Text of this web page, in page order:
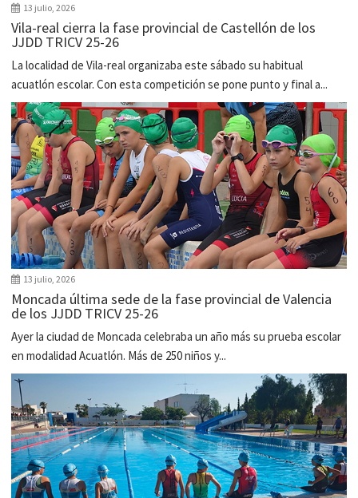
13 julio, 2026
Vila-real cierra la fase provincial de Castellón de los
JJDD TRICV 25-26
La localidad de Vila-real organizaba este sábado su habitual
acuatlón escolar. Con esta competición se pone punto y final a...
13 julio, 2026
Moncada última sede de la fase provincial de Valencia
de los JJDD TRICV 25-26
Ayer la ciudad de Moncada celebraba un año más su prueba escolar
en modalidad Acuatlón. Más de 250 niños y...